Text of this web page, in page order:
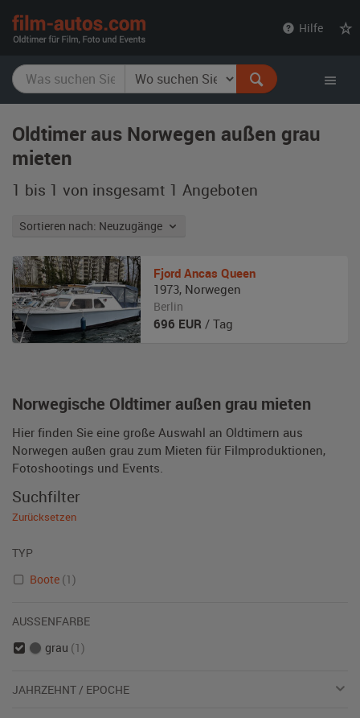
Hilfe
Oldtimer aus Norwegen außen grau
mieten
1 bis 1 von insgesamt 1 Angeboten
Sortieren nach: Neuzugänge
Norwegische Oldtimer außen grau mieten
Hier finden Sie eine große Auswahl an Oldtimern aus
Norwegen außen grau zum Mieten für Filmproduktionen,
Fotoshootings und Events.
Fjord Ancas Queen
1973, Norwegen
Berlin
696 EUR / Tag
Suchfilter
Zurücksetzen
TYP
Boote (1)
AUSSENFARBE
grau (1)
JAHRZEHNT / EPOCHE